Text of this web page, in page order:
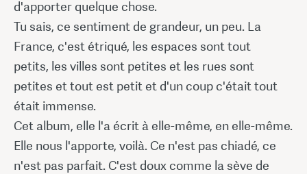
d'apporter quelque chose.
Tu sais, ce sentiment de grandeur, un peu. La
France, c'est étriqué, les espaces sont tout
petits, les villes sont petites et les rues sont
petites et tout est petit et d'un coup c'était tout
était immense.
Cet album, elle l'a écrit à elle-même, en elle-même.
Elle nous l'apporte, voilà. Ce n'est pas chiadé, ce
n'est pas parfait. C'est doux comme la sève de